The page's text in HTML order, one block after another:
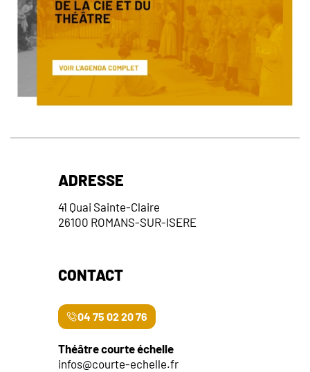
v
u
s
É
è
ADRESSE
41 Quai Sainte-Claire
26100 ROMANS-SUR-ISERE
CONTACT
04 75 02 20 76
Théâtre courte échelle
infos@courte-echelle.fr